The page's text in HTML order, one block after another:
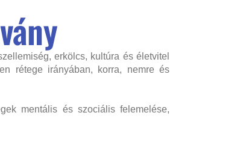
erkölcs, kultúra és életvitel
rétege irányában, korra, nemre és
mentális és szociális felemelése,